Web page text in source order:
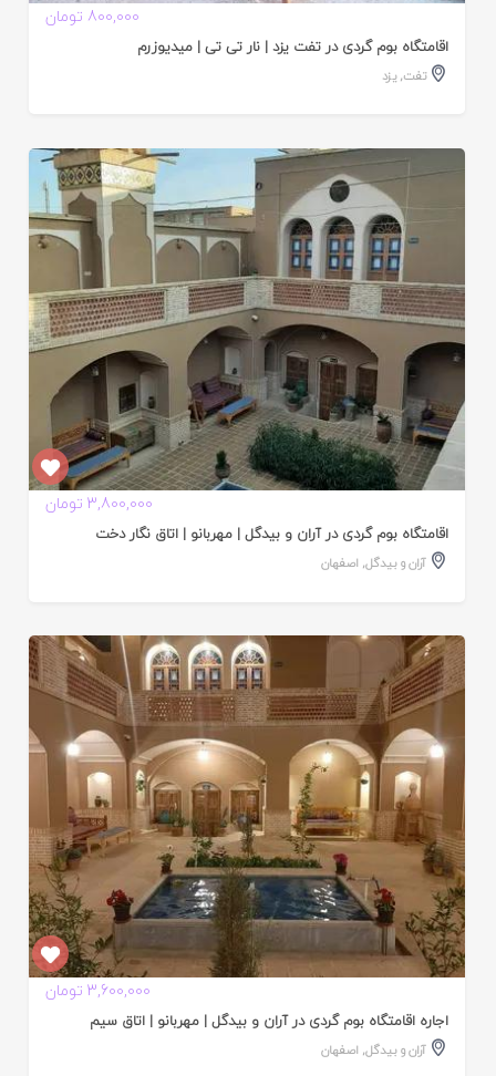
800,000 تومان
اقامتگاه بوم گردی در تفت یزد | نار تی تی | میدیوزرم
تفت,یزد
3,800,000 تومان
اقامتگاه بوم گردی در آران و بیدگل | مهربانو | اتاق نگار دخت
آران و بیدگل, اصفهان
3,600,000 تومان
اجاره اقامتگاه بوم گردی در آران و بیدگل | مهربانو | اتاق سیم
آران و بیدگل, اصفهان